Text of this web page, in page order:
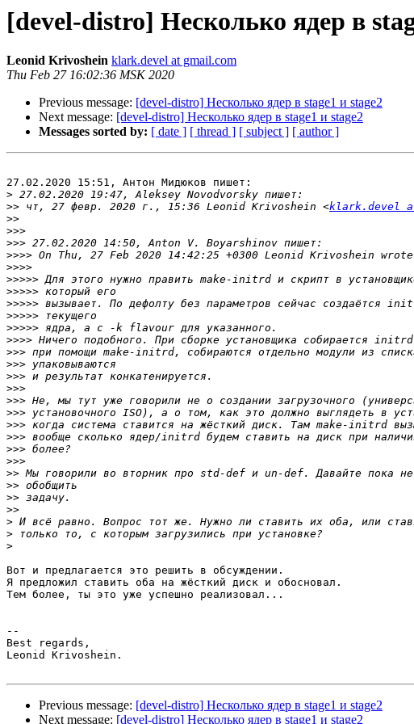
[devel-distro] Несколько ядер в
Leonid Krivoshein klark.devel at gmail.com
Thu Feb 27 16:02:36 MSK 2020
Previous message: [devel-distro] Несколько ядер в stage1 и stage2
Next message: [devel-distro] Несколько ядер в stage1 и stage2
Messages sorted by: [ date ] [ thread ] [ subject ] [ author ]
27.02.2020 15:51, Антон Мидюков пишет:
>
>> чт, 27 февр. 2020 г., 15:36 Leonid Krivoshein <klark.devel
>>
>>>
>>>
>>>>
>>>>
>>>>>
>>>>>
>>>>>
>>>>>
>>>>>
>>>>
>>>
>>>
>>>
>>>
>>>
>>>
>>>
>>>
>>>
>>>
>>
>>
>>
>>
>
>
>
Вот и предлагается это решить в обсуждении.
Я предложил ставить оба на жёсткий диск и обосновал.
Тем более, ты это уже успешно реализовал...
--
Best regards,
Leonid Krivoshein.
Previous message: [devel-distro] Несколько ядер в stage1 и stage2
Next message: [devel-distro] Несколько ядер в stage1 и stage2